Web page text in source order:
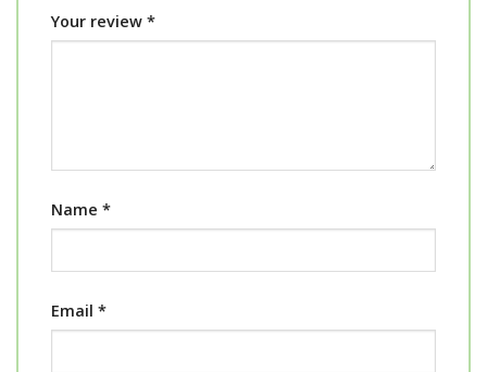
Your review *
Name *
Email *